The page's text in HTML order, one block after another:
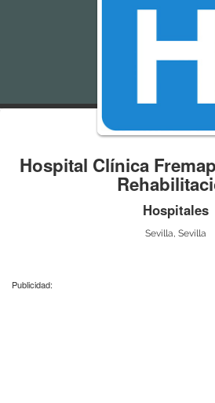
Hospital Clínica
Hospitales
Sevilla, Sevilla
Publicidad: